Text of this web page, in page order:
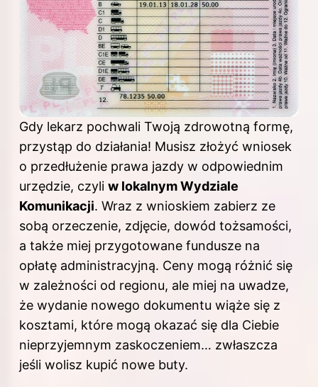
Gdy lekarz pochwali Twoją zdrowotną formę,
przystąp do działania! Musisz złożyć wniosek
o przedłużenie prawa jazdy w odpowiednim
urzędzie, czyli w lokalnym Wydziale
Komunikacji. Wraz z wnioskiem zabierz ze
sobą orzeczenie, zdjęcie, dowód tożsamości,
a także miej przygotowane fundusze na
opłatę administracyjną. Ceny mogą różnić się
w zależności od regionu, ale miej na uwadze,
że wydanie nowego dokumentu wiąże się z
kosztami, które mogą okazać się dla Ciebie
nieprzyjemnym zaskoczeniem… zwłaszcza
jeśli wolisz kupić nowe buty.